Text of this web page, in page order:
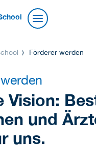
Förderer werden
Vision:
und
uns.